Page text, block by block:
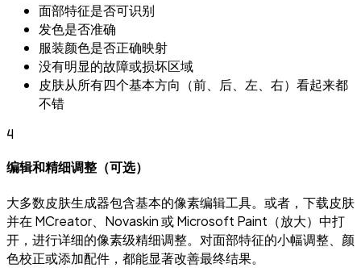
面部特征是否可识别
发色是否准确
服装颜色是否正确映射
没有明显的故障或损坏区域
皮肤从所有四个基本方向（前、后、左、右）看起来都
不错
4
编辑和精细调整（可选）
大多数皮肤生成器包含基本的像素编辑工具。或者，下载皮肤
并在 MCreator、Novaskin 或 Microsoft Paint（放大）中打
开，进行详细的像素级精细调整。对面部特征的小幅调整、颜
色校正或添加配件，都能显著改善最终结果。